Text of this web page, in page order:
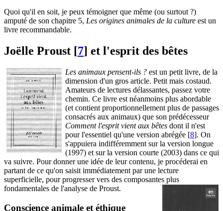
Quoi qu'il en soit, je peux témoigner que même (ou surtout ?)
amputé de son chapitre 5, Les origines animales de la culture est un
livre recommandable.
Joëlle Proust [7] et l'esprit des bêtes
Les animaux pensent-ils ? est un petit livre, de la
dimension d'un gros article. Petit mais costaud.
Amateurs de lectures délassantes, passez votre
chemin. Ce livre est néanmoins plus abordable
(et contient proportionnellement plus de passages
consacrés aux animaux) que son prédécesseur
Comment l'esprit vient aux bêtes dont il n'est
pour l'essentiel qu'une version abrégée [8]. On
s'appuiera indifféremment sur la version longue
(1997) et sur la version courte (2003) dans ce qui
va suivre. Pour donner une idée de leur contenu, je procéderai en
partant de ce qu'on saisit immédiatement par une lecture
superficielle, pour progresser vers des composantes plus
fondamentales de l'analyse de Proust.
Conscience animale et éthique